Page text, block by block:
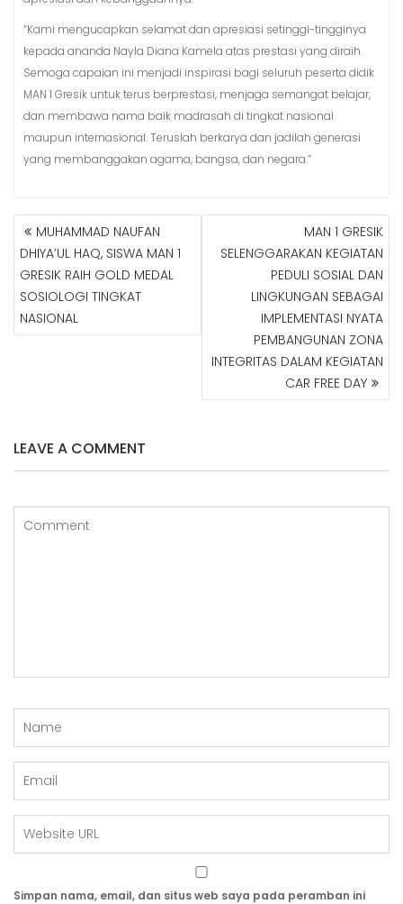
“Kami mengucapkan selamat dan apresiasi setinggi-tingginya
kepada ananda Nayla Diana Kamela atas prestasi yang diraih.
Semoga capaian ini menjadi inspirasi bagi seluruh peserta didik
MAN 1 Gresik untuk terus berprestasi, menjaga semangat belajar,
dan membawa nama baik madrasah di tingkat nasional
maupun internasional. Teruslah berkarya dan jadilah generasi
yang membanggakan agama, bangsa, dan negara.”
N
A
V
G
A
S
MUHAMMAD NAUFAN
DHIYA’UL HAQ, SISWA MAN 1
GRESIK RAIH GOLD MEDAL
SOSIOLOGI TINGKAT
NASIONAL
MAN 1 GRESIK
SELENGGARAKAN KEGIATAN
PEDULI SOSIAL DAN
LINGKUNGAN SEBAGAI
IMPLEMENTASI NYATA
PEMBANGUNAN ZONA
INTEGRITAS DALAM KEGIATAN
CAR FREE DAY
LEAVE A COMMENT
Simpan nama, email, dan situs web saya pada peramban ini